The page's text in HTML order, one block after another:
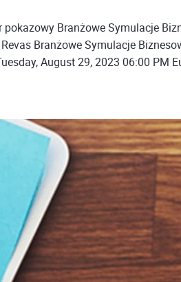
pokazowy Branżowe Symulacje
Revas Branżowe Symulacje
August 29, 2023 06:00 PM